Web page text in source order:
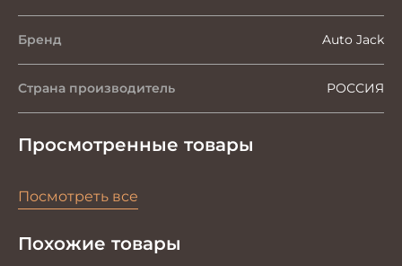
Бренд Auto Jack
Страна производитель РОССИЯ
Просмотренные товары
Посмотреть все
Похожие товары